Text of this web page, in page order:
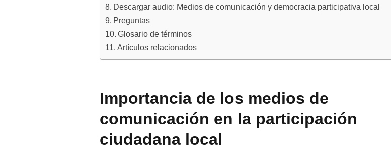
Descargar audio: Medios de comunicación y democracia participativa local
Preguntas
Glosario de términos
Artículos relacionados
Importancia de los medios de
comunicación en la participación
ciudadana local